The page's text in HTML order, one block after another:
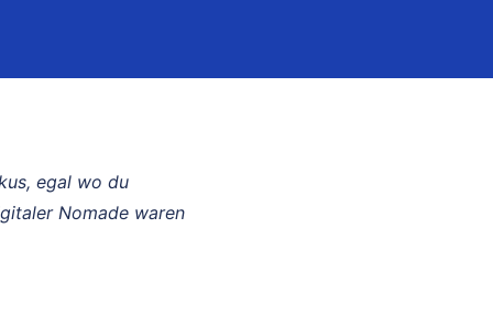
egal wo du
Nomade waren